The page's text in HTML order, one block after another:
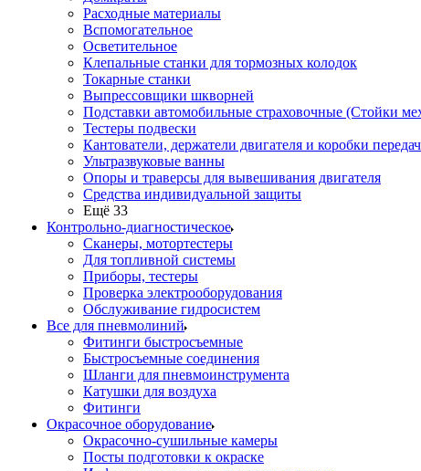
Расходные материалы
Вспомогательное
Осветительное
Клепальные станки для тормозных колодок
Токарные станки
Выпрессовщики шкворней
Подставки автомобильные страховочные (Стойки
Тестеры подвески
Кантователи, держатели двигателя и коробки передач
Ультразвуковые ванны
Опоры и траверсы для вывешивания двигателя
Средства индивидуальной защиты
Ещё 33
Контрольно-диагностическое
Сканеры, мотортестеры
Для топливной системы
Приборы, тестеры
Проверка электрооборудования
Обслуживание гидросистем
Все для пневмолиний
Фитинги быстросъемные
Быстросъемные соединения
Шланги для пневмоинструмента
Катушки для воздуха
Фитинги
Окрасочное оборудование
Окрасочно-сушильные камеры
Посты подготовки к окраске